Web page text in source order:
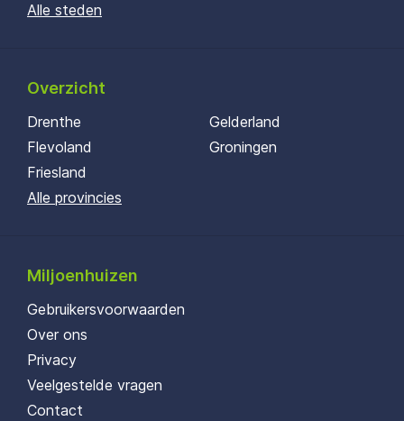
Alle steden
Overzicht
Drenthe
Flevoland
Friesland
Gelderland
Groningen
Alle provincies
Miljoenhuizen
Gebruikersvoorwaarden
Over ons
Privacy
Veelgestelde vragen
Contact